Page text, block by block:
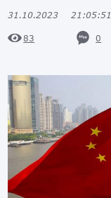
31.10.2023 21:05:51
83 0